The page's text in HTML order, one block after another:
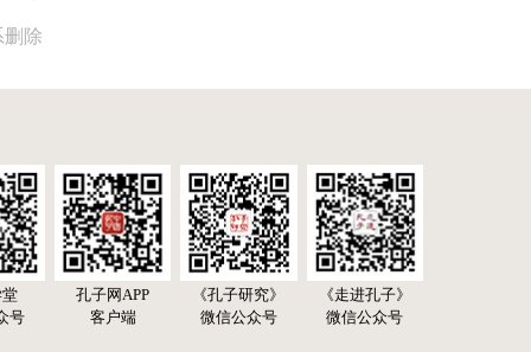
除
号
孔子网APP
客户端
《孔子研究》
微信公众号
《走进孔子》
微信公众号